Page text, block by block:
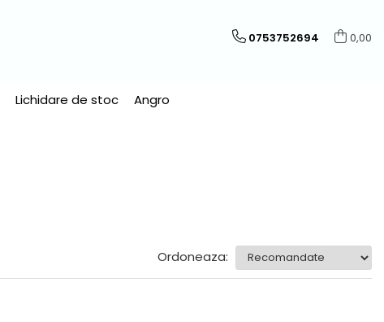
0753752694 0,00
Lichidare de stoc Angro
Ordoneaza: